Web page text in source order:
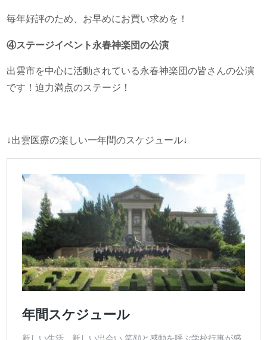
毎年好評のため、お早めにお買い求めを！
④ステージイベント永春神楽団の公演
出雲市を中心に活動されている永春神楽団の皆さんの公演
です！迫力満点のステージ！
↓出雲医療の楽しい一年間のスケジュール↓